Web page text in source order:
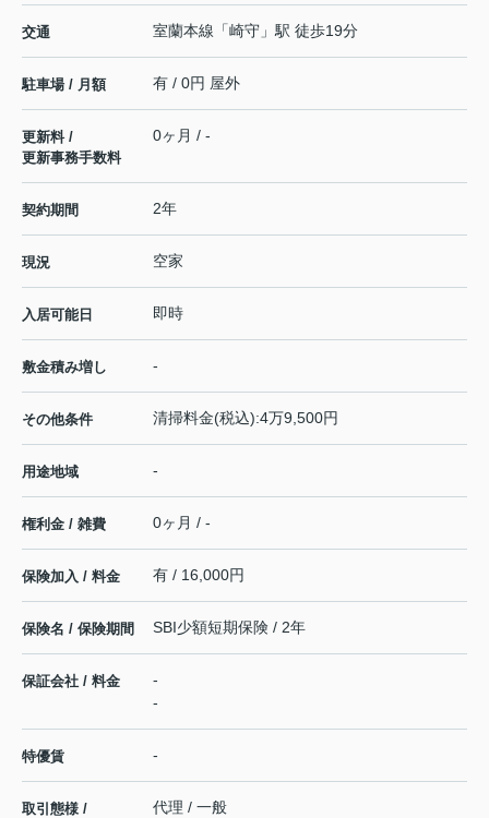
交通 室蘭本線 「崎守 」駅 徒歩19分
駐車場 / 月額 有 / 0円 屋外
更新料 /
更新事務手数料
0ヶ月 / -
契約期間 2年
現況 空家
入居可能日 即時
敷金積み増し -
その他条件 清掃料金(税込):4万9,500円
用途地域 -
権利金 / 雑費 0ヶ月 / -
保険加入 / 料金 有 / 16,000円
保険名 / 保険期間 SBI少額短期保険 / 2年
保証会社 / 料金
-
-
特優賃 -
取引態様 /
代理 / 一般